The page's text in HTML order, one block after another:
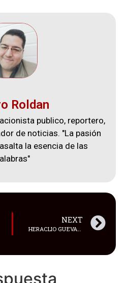
Roldan
publico, reportero,
de noticias. "La pasión
la esencia de las
NEXT
HERACLIO GUEVARA, ORIUNDO DE SAN JOSÉ DE MINAS, ESCULPIR UN OSO CON HIELO EN HALIFAX, CANADÁ